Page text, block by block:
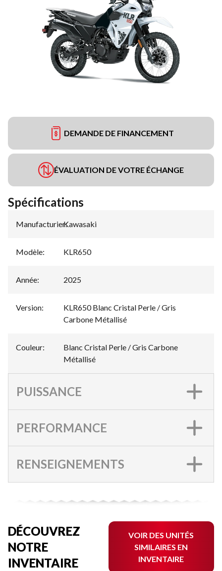
DEMANDE DE FINANCEMENT
ÉVALUATION DE VOTRE ÉCHANGE
Spécifications
Manufacturier:
Kawasaki
Modèle: KLR650
Année: 2025
Version:
KLR650 Blanc Cristal Perle / Gris
Carbone Métallisé
Couleur:
Blanc Cristal Perle / Gris Carbone
Métallisé
PUISSANCE
PERFORMANCE
RENSEIGNEMENTS
DÉCOUVREZ
NOTRE
INVENTAIRE
VOIR DES UNITÉS
SIMILAIRES EN
INVENTAIRE